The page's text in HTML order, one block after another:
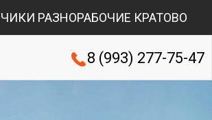
РАЗНОРАБОЧИЕ КРАТОВО
8 (993) 277-75-47